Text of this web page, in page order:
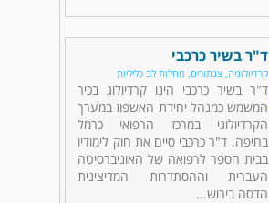
ד"ר בשיר כרכבי
קרדיולוגיה, צנתורים, מחלות לב כליליות
ד"ר בשיר כרכבי הינו קרדיולוג בכיר
המשמש כמנהל יחידת האשפוז במערך
הקרדיולוגי במרכז הרפואי כרמל
בחיפה. ד"ר כרכבי סיים את חוק לימודיו
בבית הספר לרפואה של האוניברסיטה
העברית וההסתדרות המדיצינית
הדסה בירוש...